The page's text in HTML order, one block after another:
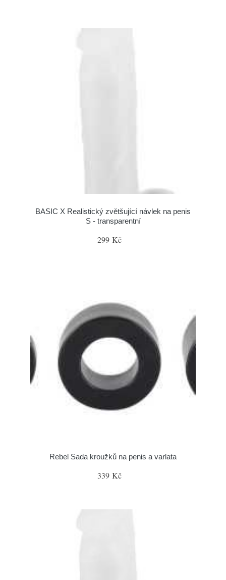
BASIC X Realistický zvětšující návlek na penis
S - transparentní
299 Kč
Rebel Sada kroužků na penis a varlata
339 Kč